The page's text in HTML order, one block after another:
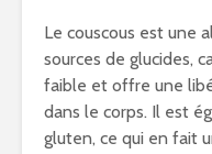
Le couscous est une
sources de glucides,
faible et offre une
dans le corps. Il est
gluten, ce qui en fait